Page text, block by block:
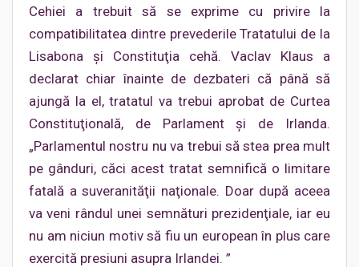
Cehiei a trebuit să se exprime cu privire la
compatibilitatea dintre prevederile Tratatului de la
Lisabona şi Constituţia cehă. Vaclav Klaus a
declarat chiar înainte de dezbateri că până să
ajungă la el, tratatul va trebui aprobat de Curtea
Constituţională, de Parlament şi de Irlanda.
„Parlamentul nostru nu va trebui să stea prea mult
pe gânduri, căci acest tratat semnifică o limitare
fatală a suveranităţii naţionale. Doar după aceea
va veni rândul unei semnături prezidenţiale, iar eu
nu am niciun motiv să fiu un european în plus care
exercită presiuni asupra Irlandei. ”